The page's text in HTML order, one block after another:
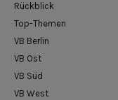
Rückblick
Top-Themen
VB Berlin
VB Ost
VB Süd
VB West